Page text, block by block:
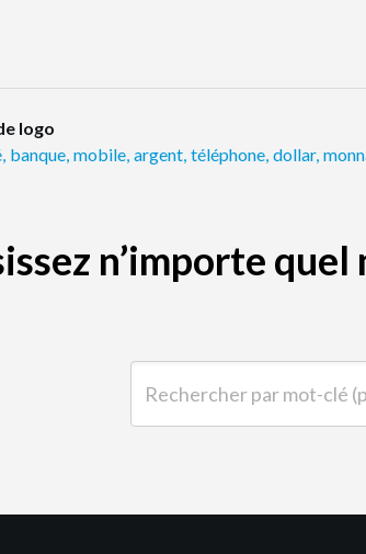
logo
, banque, mobile, argent, téléphone, dollar,
n’importe